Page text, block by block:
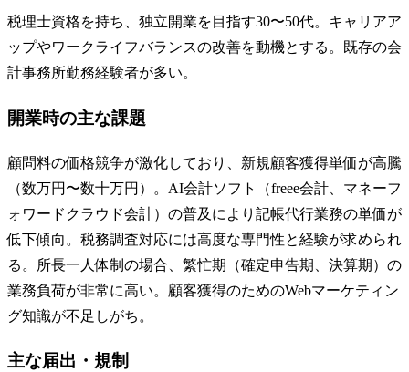
税理士資格を持ち、独立開業を目指す30〜50代。キャリアア
ップやワークライフバランスの改善を動機とする。既存の会
計事務所勤務経験者が多い。
開業時の主な課題
顧問料の価格競争が激化しており、新規顧客獲得単価が高騰
（数万円〜数十万円）。AI会計ソフト（freee会計、マネーフ
ォワードクラウド会計）の普及により記帳代行業務の単価が
低下傾向。税務調査対応には高度な専門性と経験が求められ
る。所長一人体制の場合、繁忙期（確定申告期、決算期）の
業務負荷が非常に高い。顧客獲得のためのWebマーケティン
グ知識が不足しがち。
主な届出・規制